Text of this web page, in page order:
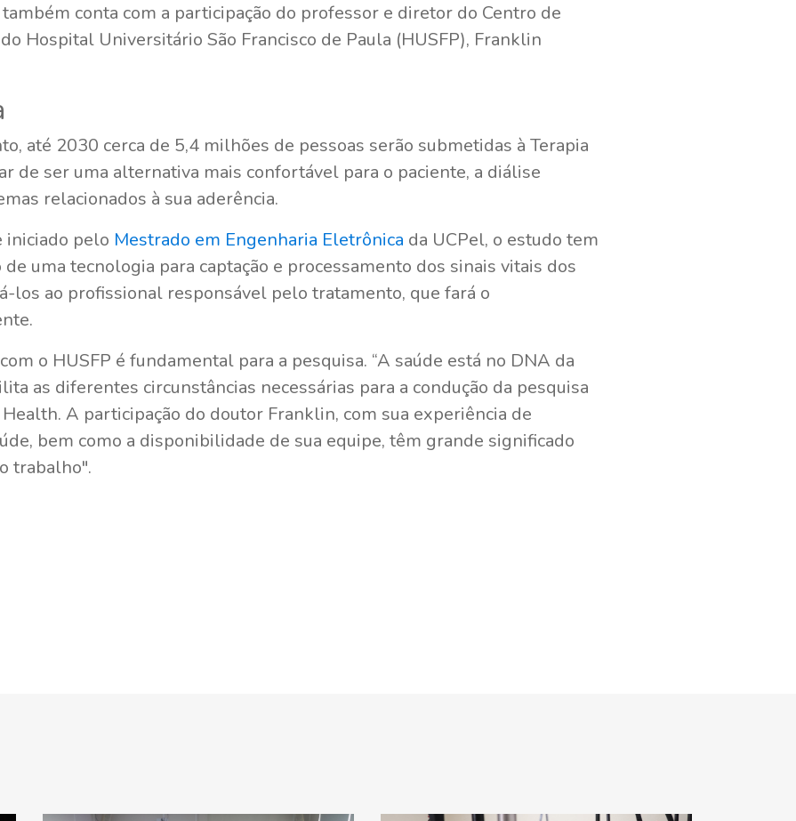
também conta com a participação do professor e diretor do Centro de
Hospital Universitário São Francisco de Paula (HUSFP), Franklin
até 2030 cerca de 5,4 milhões de pessoas serão submetidas à Terapia
de ser uma alternativa mais confortável para o paciente, a diálise
relacionados à sua aderência.
iniciado pelo Mestrado em Engenharia Eletrônica da UCPel, o estudo tem
de uma tecnologia para captação e processamento dos sinais vitais dos
los ao profissional responsável pelo tratamento, que fará o
o HUSFP é fundamental para a pesquisa. “A saúde está no DNA da
as diferentes circunstâncias necessárias para a condução da pesquisa
A participação do doutor Franklin, com sua experiência de
bem como a disponibilidade de sua equipe, têm grande significado
trabalho".